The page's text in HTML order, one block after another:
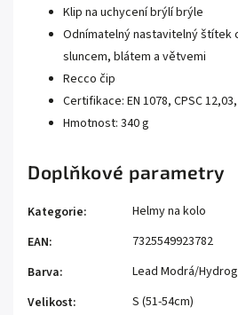
Klip na uchycení brýlí brýle
Odnímatelný nastavitelný štítek
sluncem, blátem a větvemi
Recco čip
Certifikace: EN 1078, CPSC
Hmotnost: 340 g
Doplňkové parametry
Kategorie:
Helmy na kolo
EAN:
7325549923782
Barva:
Lead Modrá/
Velikost: S (51-54cm)